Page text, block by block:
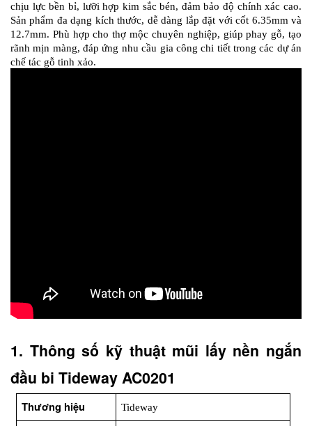
chịu lực bền bỉ, lưỡi hợp kim sắc bén, đảm bảo độ chính xác cao.
Sản phẩm đa dạng kích thước, dễ dàng lắp đặt với cốt 6.35mm và
12.7mm. Phù hợp cho thợ mộc chuyên nghiệp, giúp phay gỗ, tạo
rãnh mịn màng, đáp ứng nhu cầu gia công chi tiết trong các dự án
chế tác gỗ tinh xảo.
1. Thông số kỹ thuật mũi lấy nền ngắn
đầu bi Tideway AC0201
Thương hiệu Tideway